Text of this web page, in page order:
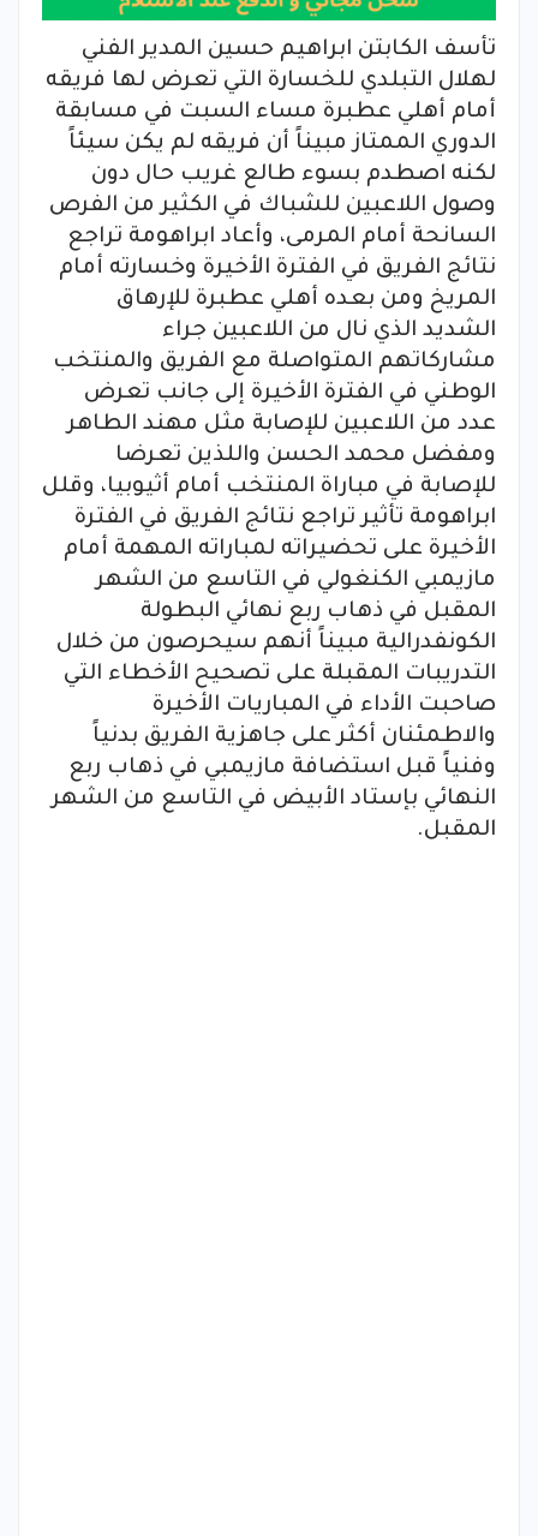
تأسف الكابتن ابراهيم حسين المدير الفني
لهلال التبلدي للخسارة التي تعرض لها فريقه
أمام أهلي عطبرة مساء السبت في مسابقة
الدوري الممتاز مبيناً أن فريقه لم يكن سيئاً
لكنه اصطدم بسوء طالع غريب حال دون
وصول اللاعبين للشباك في الكثير من الفرص
السانحة أمام المرمى، وأعاد ابراهومة تراجع
نتائج الفريق في الفترة الأخيرة وخسارته أمام
المريخ ومن بعده أهلي عطبرة للإرهاق
الشديد الذي نال من اللاعبين جراء
مشاركاتهم المتواصلة مع الفريق والمنتخب
الوطني في الفترة الأخيرة إلى جانب تعرض
عدد من اللاعبين للإصابة مثل مهند الطاهر
ومفضل محمد الحسن واللذين تعرضا
للإصابة في مباراة المنتخب أمام أثيوبيا، وقلل
ابراهومة تأثير تراجع نتائج الفريق في الفترة
الأخيرة على تحضيراته لمباراته المهمة أمام
مازيمبي الكنغولي في التاسع من الشهر
المقبل في ذهاب ربع نهائي البطولة
الكونفدرالية مبيناً أنهم سيحرصون من خلال
التدريبات المقبلة على تصحيح الأخطاء التي
صاحبت الأداء في المباريات الأخيرة
والاطمئنان أكثر على جاهزية الفريق بدنياً
وفنياً قبل استضافة مازيمبي في ذهاب ربع
النهائي بإستاد الأبيض في التاسع من الشهر
المقبل.